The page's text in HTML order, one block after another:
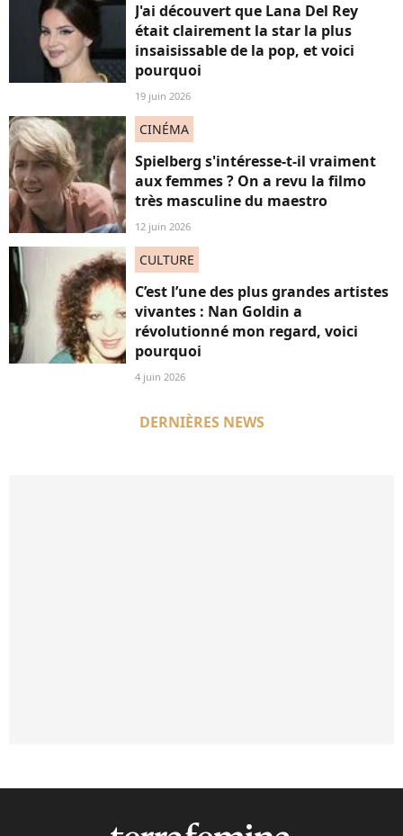
J'ai découvert que Lana Del Rey
était clairement la star la plus
insaisissable de la pop, et voici
pourquoi
19 juin 2026
CINÉMA
Spielberg s'intéresse-t-il vraiment
aux femmes ? On a revu la filmo
très masculine du maestro
12 juin 2026
CULTURE
C’est l’une des plus grandes artistes
vivantes : Nan Goldin a
révolutionné mon regard, voici
pourquoi
4 juin 2026
DERNIÈRES NEWS